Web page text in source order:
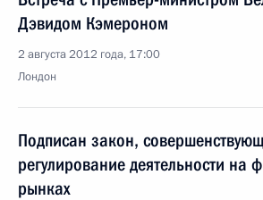
Дэвидом Кэмероном
2 августа 2012 года, 17:00
Лондон
Подписан закон,
регулирование деятельности на
рынках